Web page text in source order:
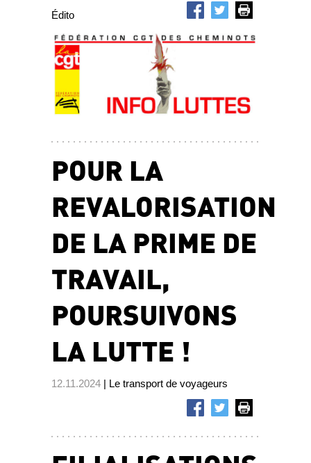
Édito
POUR LA
REVALORISATION
DE LA PRIME DE
TRAVAIL,
POURSUIVONS
LA LUTTE !
12.11.2024 | Le transport de voyageurs